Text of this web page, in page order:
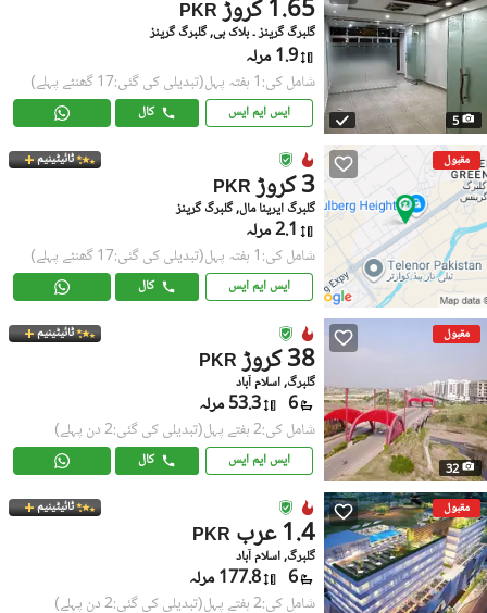
5
PKR 1.65 کروڑ
گلبرگ گرینز ۔ بلاک بی, گلبرگ گرینز
1.9 مرلہ
شامل کی:1 ہفتہ پہل (تبدیلی کی گئی:17 گھنٹے پہلے)
ایس ایم ایس کال
مقبول ٹائیٹینیم
PKR 3 کروڑ
گلبرگ ایرینا مال, گلبرگ گرینز
2.1 مرلہ
شامل کی:1 ہفتہ پہل (تبدیلی کی گئی:17 گھنٹے پہلے)
ایس ایم ایس کال
مقبول
32
ٹائیٹینیم
PKR 38 کروڑ
گلبرگ, اسلام آباد
6 53.3 مرلہ
شامل کی:2 ہفتے پہل (تبدیلی کی گئی:2 دن پہلے)
ایس ایم ایس کال
مقبول ٹائیٹینیم
PKR 1.4 عرب
گلبرگ, اسلام آباد
6 177.8 مرلہ
شامل کی:2 ہفتے پہل (تبدیلی کی گئی:2 دن پہلے)